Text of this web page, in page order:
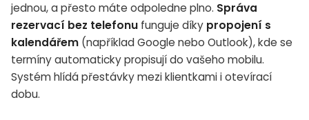
jednou, a přesto máte odpoledne plno. Správa
rezervací bez telefonu funguje díky propojení s
kalendářem (například Google nebo Outlook), kde se
termíny automaticky propisují do vašeho mobilu.
Systém hlídá přestávky mezi klientkami i otevírací
dobu.